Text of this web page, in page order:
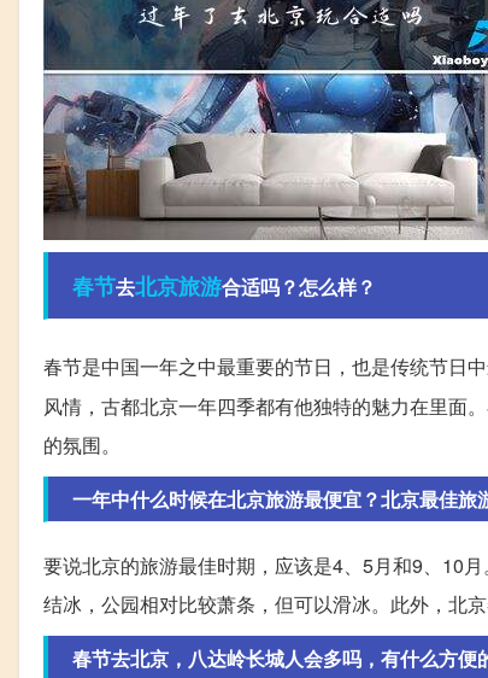
春节去北京旅游合适吗？怎么样？
春节是中国一年之中最重要的节日，也是传统节日
风情，古都北京一年四季都有他独特的魅力在里面
的氛围。
一年中什么时候在北京旅游最便宜？北京最佳旅
要说北京的旅游最佳时期，应该是4、5月和9、10
结冰，公园相对比较萧条，但可以滑冰。此外，北
春节去北京，八达岭长城人会多吗，有什么方便